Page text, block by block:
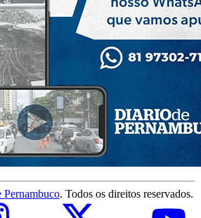
. Todos os direitos reservados.